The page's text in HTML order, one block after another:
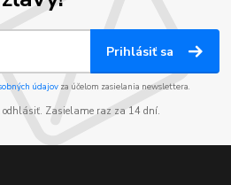
Prihlásiť sa
údajov za účelom zasielania newslettera.
odhlásiť. Zasielame raz za 14 dní.